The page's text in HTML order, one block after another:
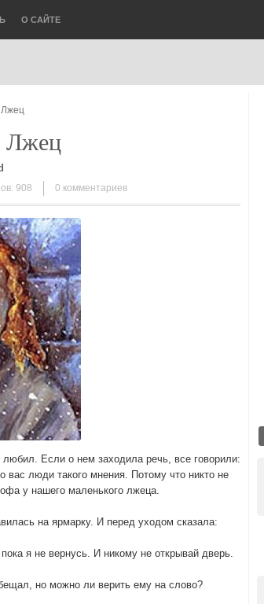
О САЙТЕ
Лжец
Лжец
908 0 комментариев
Если о нем заходила речь, все говорили:
вас люди такого мнения. Потому что никто не
у нашего маленького лжеца.
на ярмарку. И перед уходом сказала:
я не вернусь. И никому не открывай дверь.
но можно ли верить ему на слово?